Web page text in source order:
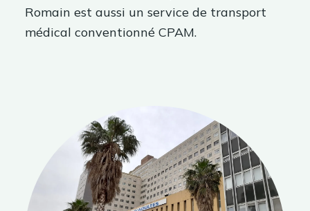
Romain est aussi un service de transport
médical conventionné CPAM.